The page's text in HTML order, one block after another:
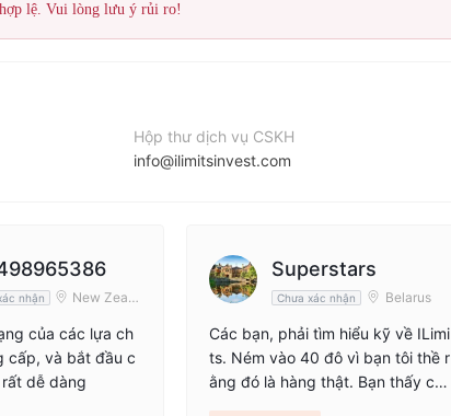
lệ. Vui lòng lưu ý rủi ro!
Hộp thư dịch vụ CSKH
info@ilimitsinvest.com
Trang web của công ty
https://www.ilimitsinv.com
nhận
New Zeala
của các lựa ch
cấp, và bắt đầu c
dễ dàng
Superstars
Chưa xác nhận Belarus
Các bạn, phải tìm hiểu kỹ về ILimi
ts. Ném vào 40 đô vì bạn tôi thề r
ằng đó là hàng thật. Bạn thấy cổ